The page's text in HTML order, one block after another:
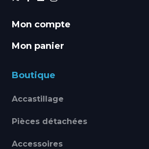
Mon compte
Mon panier
Boutique
Accastillage
Pièces détachées
Accessoires